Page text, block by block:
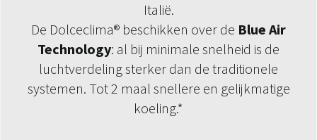
Italië.
De Dolceclima® beschikken over de Blue Air
Technology: al bij minimale snelheid is de
luchtverdeling sterker dan de traditionele
systemen. Tot 2 maal snellere en gelijkmatige
koeling.*